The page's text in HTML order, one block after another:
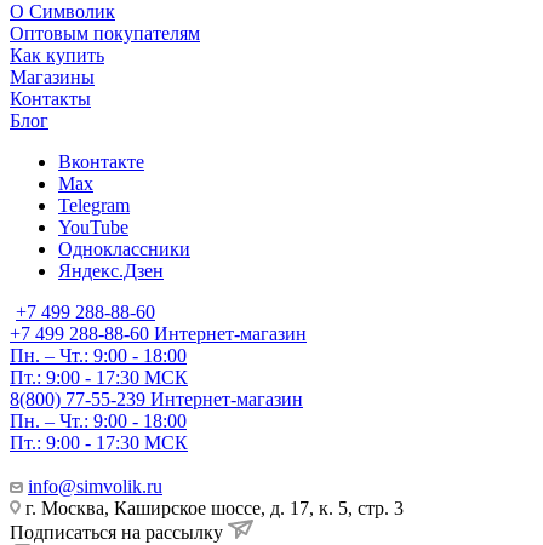
О Символик
Оптовым покупателям
Как купить
Магазины
Контакты
Блог
Вконтакте
Max
Telegram
YouTube
Одноклассники
Яндекс.Дзен
+7 499 288-88-60
+7 499 288-88-60 Интернет-магазин
Пн. – Чт.: 9:00 - 18:00
Пт.: 9:00 - 17:30 МСК
8(800) 77-55-239 Интернет-магазин
Пн. – Чт.: 9:00 - 18:00
Пт.: 9:00 - 17:30 МСК
info@simvolik.ru
г. Москва, Каширское шоссе, д. 17, к. 5, стр. 3
Подписаться на рассылку